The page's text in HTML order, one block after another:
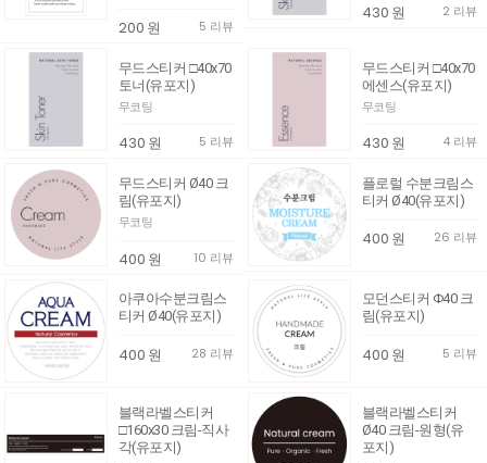
200 원 5 리뷰
430 원 2 리뷰
무드스티커 □40x70
토너(유포지)
무코팅
430 원 5 리뷰
무드스티커 □40x70
에센스(유포지)
무코팅
430 원 4 리뷰
무드스티커 Ø40 크
림(유포지)
무코팅
400 원 10 리뷰
플로럴 수분크림스
티커 Ø40(유포지)
400 원 26 리뷰
아쿠아수분크림스
티커 Ø40(유포지)
400 원 28 리뷰
모던스티커 Φ40 크
림(유포지)
400 원 5 리뷰
블랙라벨스티커
□160x30 크림-직사
각(유포지)
블랙라벨스티커
Ø40 크림-원형(유
포지)